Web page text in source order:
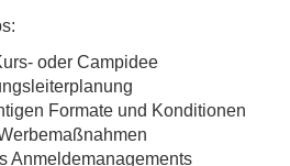
oder Campidee
Formate und Konditionen
Anmeldemanagements